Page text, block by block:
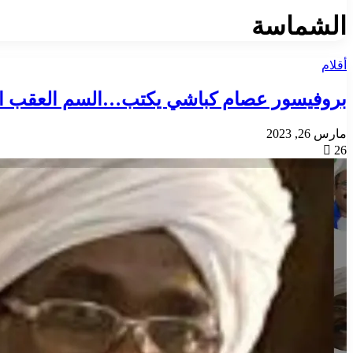
الشماسة
أقلام
بروفيسور عصام كباشي يكتب…السم العقب
مارس 26, 2023
26